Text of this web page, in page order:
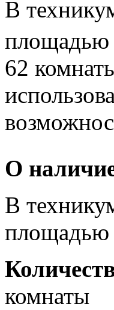
В
площадью
62
О
В
площадью
комнаты